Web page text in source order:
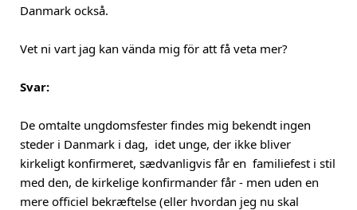
Danmark också.
Vet ni vart jag kan vända mig för att få veta mer?
Svar:
De omtalte ungdomsfester findes mig bekendt ingen
steder i Danmark i dag, idet unge, der ikke bliver
kirkeligt konfirmeret, sædvanligvis får en familiefest i stil
med den, de kirkelige konfirmander får - men uden en
mere officiel bekræftelse (eller hvordan jeg nu skal